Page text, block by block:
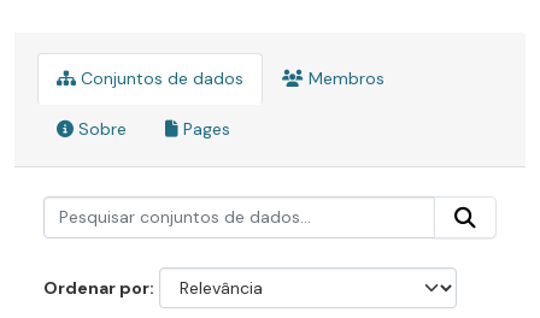
Conjuntos de dados Membros
Sobre Pages
Ordenar por